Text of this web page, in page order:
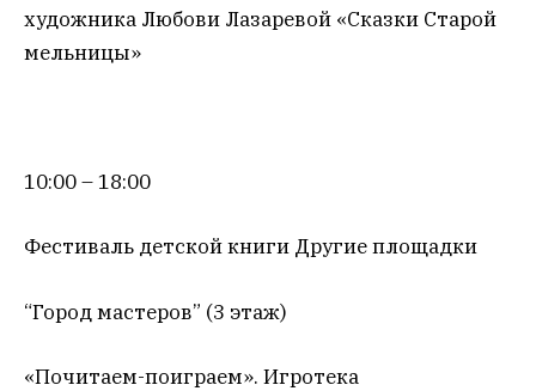
художника Любови Лазаревой «Сказки Старой
мельницы»
10:00 – 18:00
Фестиваль детской книги Другие площадки
“Город мастеров” (3 этаж)
«Почитаем-поиграем». Игротека